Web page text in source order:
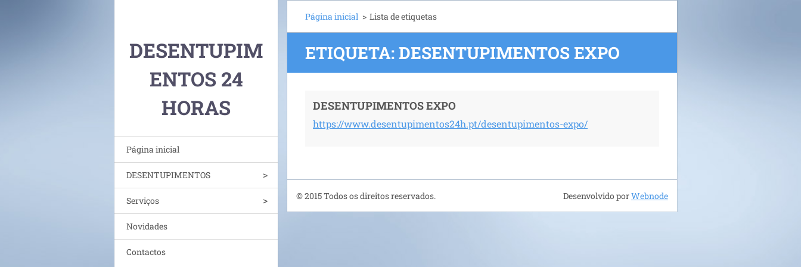
DESENTUPIM
ENTOS 24
HORAS
Página inicial
DESENTUPIMENTOS
Serviços
Novidades
Contactos
Página inicial > Lista de etiquetas
ETIQUETA: DESENTUPIMENTOS EXPO
DESENTUPIMENTOS EXPO
https://www.desentupimentos24h.pt/desentupimentos-expo/
© 2015 Todos os direitos reservados. Desenvolvido porWebnode